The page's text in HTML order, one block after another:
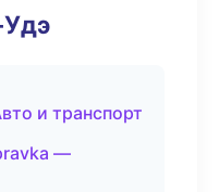
и транспорт
—